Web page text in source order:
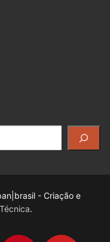
- Criação e
.